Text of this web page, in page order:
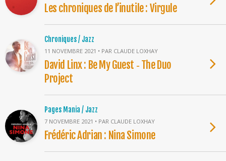
Les chroniques de l’inutile : Virgule
Chroniques / Jazz
11 NOVEMBRE 2021 • PAR CLAUDE LOXHAY
David Linx : Be My Guest ‐ The Duo
Project
Pages Mania / Jazz
7 NOVEMBRE 2021 • PAR CLAUDE LOXHAY
Frédéric Adrian : Nina Simone